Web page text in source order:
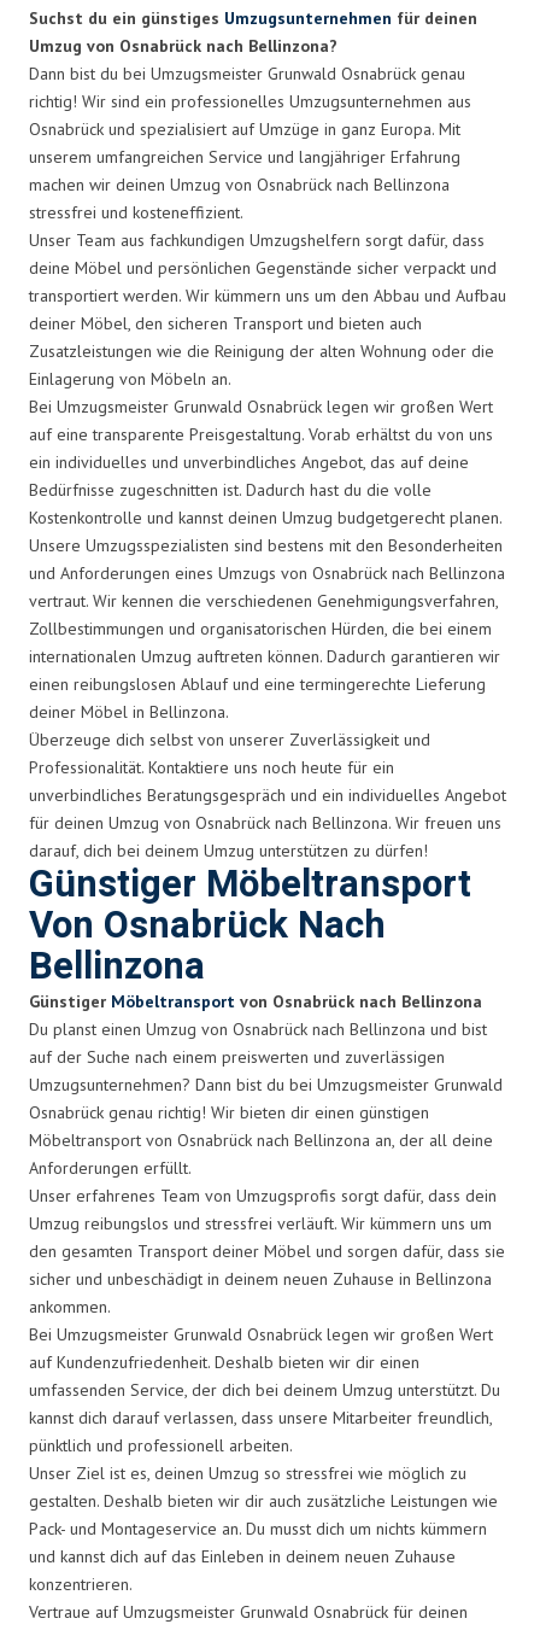
Suchst du ein günstiges Umzugsunternehmen für deinen
Umzug von Osnabrück nach Bellinzona?
Dann bist du bei Umzugsmeister Grunwald Osnabrück genau
richtig! Wir sind ein professionelles Umzugsunternehmen aus
Osnabrück und spezialisiert auf Umzüge in ganz Europa. Mit
unserem umfangreichen Service und langjähriger Erfahrung
machen wir deinen Umzug von Osnabrück nach Bellinzona
stressfrei und kosteneffizient.
Unser Team aus fachkundigen Umzugshelfern sorgt dafür, dass
deine Möbel und persönlichen Gegenstände sicher verpackt und
transportiert werden. Wir kümmern uns um den Abbau und Aufbau
deiner Möbel, den sicheren Transport und bieten auch
Zusatzleistungen wie die Reinigung der alten Wohnung oder die
Einlagerung von Möbeln an.
Bei Umzugsmeister Grunwald Osnabrück legen wir großen Wert
auf eine transparente Preisgestaltung. Vorab erhältst du von uns
ein individuelles und unverbindliches Angebot, das auf deine
Bedürfnisse zugeschnitten ist. Dadurch hast du die volle
Kostenkontrolle und kannst deinen Umzug budgetgerecht planen.
Unsere Umzugsspezialisten sind bestens mit den Besonderheiten
und Anforderungen eines Umzugs von Osnabrück nach Bellinzona
vertraut. Wir kennen die verschiedenen Genehmigungsverfahren,
Zollbestimmungen und organisatorischen Hürden, die bei einem
internationalen Umzug auftreten können. Dadurch garantieren wir
einen reibungslosen Ablauf und eine termingerechte Lieferung
deiner Möbel in Bellinzona.
Überzeuge dich selbst von unserer Zuverlässigkeit und
Professionalität. Kontaktiere uns noch heute für ein
unverbindliches Beratungsgespräch und ein individuelles Angebot
für deinen Umzug von Osnabrück nach Bellinzona. Wir freuen uns
darauf, dich bei deinem Umzug unterstützen zu dürfen!
Günstiger Möbeltransport
Von Osnabrück Nach
Bellinzona
Günstiger Möbeltransport von Osnabrück nach Bellinzona
Du planst einen Umzug von Osnabrück nach Bellinzona und bist
auf der Suche nach einem preiswerten und zuverlässigen
Umzugsunternehmen? Dann bist du bei Umzugsmeister Grunwald
Osnabrück genau richtig! Wir bieten dir einen günstigen
Möbeltransport von Osnabrück nach Bellinzona an, der all deine
Anforderungen erfüllt.
Unser erfahrenes Team von Umzugsprofis sorgt dafür, dass dein
Umzug reibungslos und stressfrei verläuft. Wir kümmern uns um
den gesamten Transport deiner Möbel und sorgen dafür, dass sie
sicher und unbeschädigt in deinem neuen Zuhause in Bellinzona
ankommen.
Bei Umzugsmeister Grunwald Osnabrück legen wir großen Wert
auf Kundenzufriedenheit. Deshalb bieten wir dir einen
umfassenden Service, der dich bei deinem Umzug unterstützt. Du
kannst dich darauf verlassen, dass unsere Mitarbeiter freundlich,
pünktlich und professionell arbeiten.
Unser Ziel ist es, deinen Umzug so stressfrei wie möglich zu
gestalten. Deshalb bieten wir dir auch zusätzliche Leistungen wie
Pack- und Montageservice an. Du musst dich um nichts kümmern
und kannst dich auf das Einleben in deinem neuen Zuhause
konzentrieren.
Vertraue auf Umzugsmeister Grunwald Osnabrück für deinen